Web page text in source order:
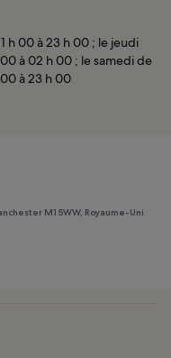
h 00 à 23 h 00 ; le jeudi
à 02 h 00 ; le samedi de
à 23 h 00
M1 5WW, Royaume-Uni